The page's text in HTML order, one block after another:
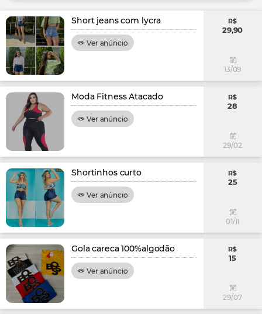
Short jeans com lycra
Ver anúncio
R$
29,90
13/09
Moda Fitness Atacado
Ver anúncio
R$
28
29/02
Shortinhos curto
Ver anúncio
R$
25
01/11
Gola careca 100%algodão
Ver anúncio
R$
15
29/07